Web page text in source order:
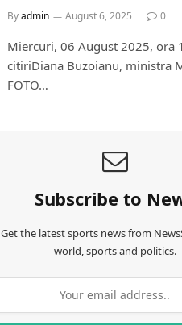
Byadmin August 6, 2025 0
Miercuri, 06 August 2025, ora
citiriDiana Buzoianu, ministra
FOTO…
Subscribe to
Get the latest sports news from
world, sports and politics.